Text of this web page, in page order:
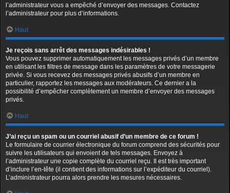
l’administrateur vous a empêché d’envoyer des messages. Contactez
l’administrateur pour plus d’informations.
Haut
Je reçois sans arrêt des messages indésirables !
Vous pouvez supprimer automatiquement les messages privés d’un membre
en utilisant les filtres de message dans les paramètres de votre messagerie
privée. Si vous recevez des messages privés abusifs d’un membre en
particulier, rapportez les messages aux modérateurs. Ce dernier a la
possibilité d’empêcher complètement un membre d’envoyer des messages
privés.
Haut
J’ai reçu un spam ou un courriel abusif d’un membre de ce forum !
Le formulaire de courrier électronique du forum comprend des sécurités pour
suivre les utilisateurs qui envoient de tels messages. Envoyez à
l’administrateur une copie complète du courriel reçu. Il est très important
d’inclure l’en-tête (il contient des informations sur l’expéditeur du courriel).
L’administrateur pourra alors prendre les mesures nécessaires.